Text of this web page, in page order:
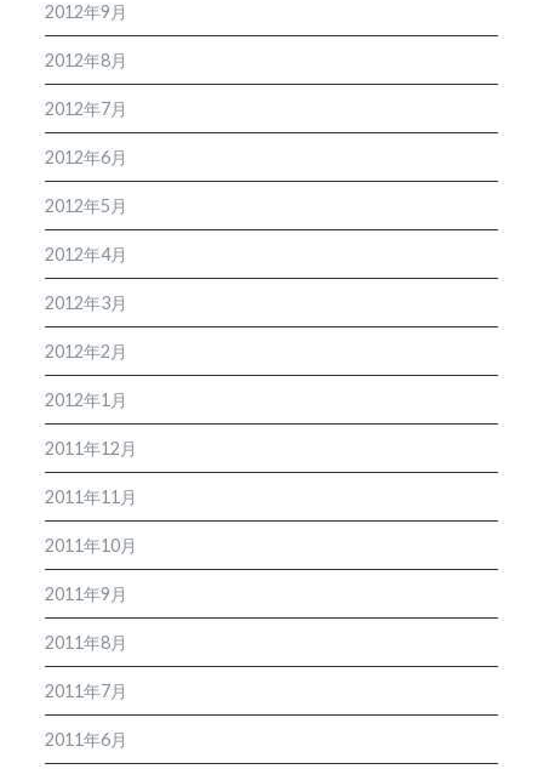
2012年9月
2012年8月
2012年7月
2012年6月
2012年5月
2012年4月
2012年3月
2012年2月
2012年1月
2011年12月
2011年11月
2011年10月
2011年9月
2011年8月
2011年7月
2011年6月